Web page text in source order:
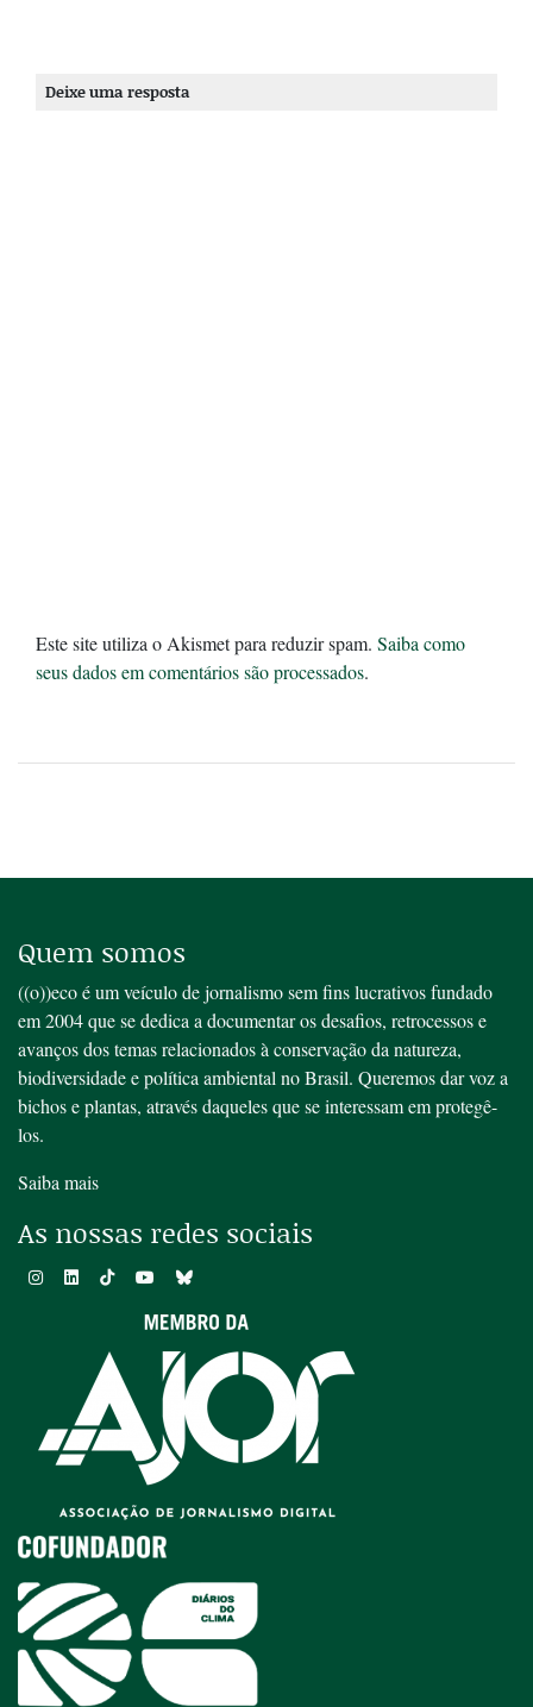
Deixe uma resposta
Este site utiliza o Akismet para reduzir spam. Saiba como
seus dados em comentários são processados.
Quem somos
((o))eco é um veículo de jornalismo sem fins lucrativos fundado
em 2004 que se dedica a documentar os desafios, retrocessos e
avanços dos temas relacionados à conservação da natureza,
biodiversidade e política ambiental no Brasil. Queremos dar voz a
bichos e plantas, através daqueles que se interessam em protegê-
los.
Saiba mais
As nossas redes sociais